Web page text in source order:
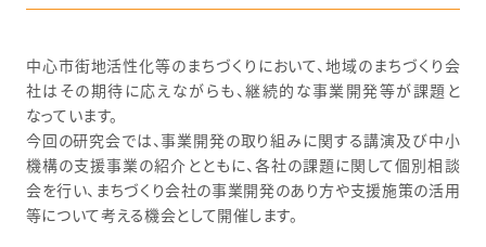
中心市街地活性化等のまちづくりにおいて、地域のまちづくり会
社はその期待に応えながらも、継続的な事業開発等が課題と
なっています。
今回の研究会では、事業開発の取り組みに関する講演及び中小
機構の支援事業の紹介とともに、各社の課題に関して個別相談
会を行い、まちづくり会社の事業開発のあり方や支援施策の活用
等について考える機会として開催します。